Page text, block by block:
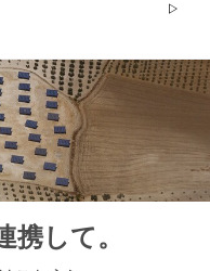
携して。